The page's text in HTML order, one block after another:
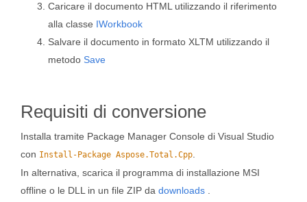
Caricare il documento HTML utilizzando il riferimento
alla classe IWorkbook
Salvare il documento in formato XLTM utilizzando il
metodo Save
Requisiti di conversione
Installa tramite Package Manager Console di Visual Studio
con Install-Package Aspose.Total.Cpp
In alternativa, scarica il programma di installazione MSI
offline o le DLL in un file ZIP da downloads